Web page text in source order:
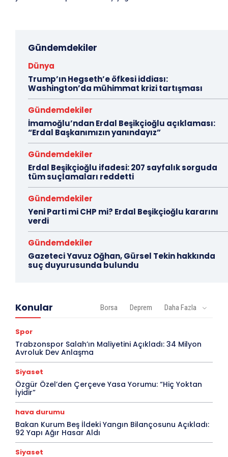
Gündemdekiler
Dünya
Trump’ın Hegseth’e öfkesi iddiası:
Washington’da mühimmat krizi tartışması
Gündemdekiler
İmamoğlu’ndan Erdal Beşikçioğlu açıklaması:
“Erdal Başkanımızın yanındayız”
Gündemdekiler
Erdal Beşikçioğlu ifadesi: 207 sayfalık sorguda
tüm suçlamaları reddetti
Gündemdekiler
Yeni Parti mi CHP mi? Erdal Beşikçioğlu kararını
verdi
Gündemdekiler
Gazeteci Yavuz Oğhan, Gürsel Tekin hakkında
suç duyurusunda bulundu
Konular Borsa Deprem Daha Fazla
Spor
Trabzonspor Salah’ın Maliyetini Açıkladı: 34 Milyon
Avroluk Dev Anlaşma
Siyaset
Özgür Özel’den Çerçeve Yasa Yorumu: “Hiç Yoktan
İyidir”
hava durumu
Bakan Kurum Beş İldeki Yangın Bilançosunu Açıkladı:
92 Yapı Ağır Hasar Aldı
Siyaset